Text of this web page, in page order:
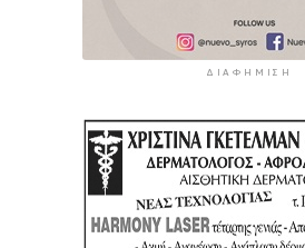
ΔΙΑΦΉΜΙΣΗ